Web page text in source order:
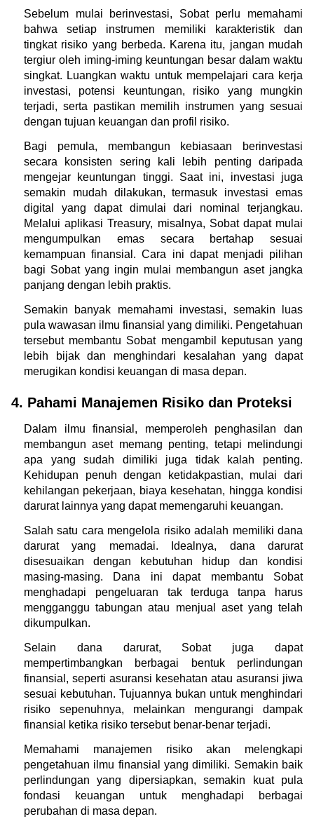
Sebelum mulai berinvestasi, Sobat perlu memahami
bahwa setiap instrumen memiliki karakteristik dan
tingkat risiko yang berbeda. Karena itu, jangan mudah
tergiur oleh iming-iming keuntungan besar dalam waktu
singkat. Luangkan waktu untuk mempelajari cara kerja
investasi, potensi keuntungan, risiko yang mungkin
terjadi, serta pastikan memilih instrumen yang sesuai
dengan tujuan keuangan dan profil risiko.
Bagi pemula, membangun kebiasaan berinvestasi
secara konsisten sering kali lebih penting daripada
mengejar keuntungan tinggi. Saat ini, investasi juga
semakin mudah dilakukan, termasuk investasi emas
digital yang dapat dimulai dari nominal terjangkau.
Melalui aplikasi Treasury, misalnya, Sobat dapat mulai
mengumpulkan emas secara bertahap sesuai
kemampuan finansial. Cara ini dapat menjadi pilihan
bagi Sobat yang ingin mulai membangun aset jangka
panjang dengan lebih praktis.
Semakin banyak memahami investasi, semakin luas
pula wawasan ilmu finansial yang dimiliki. Pengetahuan
tersebut membantu Sobat mengambil keputusan yang
lebih bijak dan menghindari kesalahan yang dapat
merugikan kondisi keuangan di masa depan.
4. Pahami Manajemen Risiko dan Proteksi
Dalam ilmu finansial, memperoleh penghasilan dan
membangun aset memang penting, tetapi melindungi
apa yang sudah dimiliki juga tidak kalah penting.
Kehidupan penuh dengan ketidakpastian, mulai dari
kehilangan pekerjaan, biaya kesehatan, hingga kondisi
darurat lainnya yang dapat memengaruhi keuangan.
Salah satu cara mengelola risiko adalah memiliki dana
darurat yang memadai. Idealnya, dana darurat
disesuaikan dengan kebutuhan hidup dan kondisi
masing-masing. Dana ini dapat membantu Sobat
menghadapi pengeluaran tak terduga tanpa harus
mengganggu tabungan atau menjual aset yang telah
dikumpulkan.
Selain dana darurat, Sobat juga dapat
mempertimbangkan berbagai bentuk perlindungan
finansial, seperti asuransi kesehatan atau asuransi jiwa
sesuai kebutuhan. Tujuannya bukan untuk menghindari
risiko sepenuhnya, melainkan mengurangi dampak
finansial ketika risiko tersebut benar-benar terjadi.
Memahami manajemen risiko akan melengkapi
pengetahuan ilmu finansial yang dimiliki. Semakin baik
perlindungan yang dipersiapkan, semakin kuat pula
fondasi keuangan untuk menghadapi berbagai
perubahan di masa depan.